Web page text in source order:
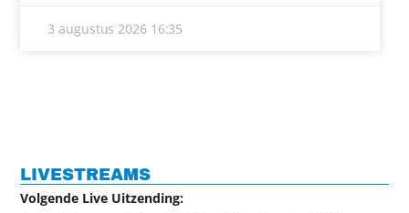
3 augustus 2026 16:35
LIVESTREAMS
Volgende Live Uitzending: